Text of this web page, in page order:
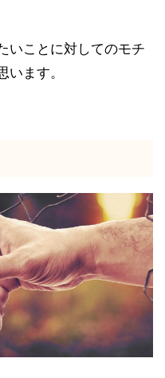
いことに対してのモチ
ます。